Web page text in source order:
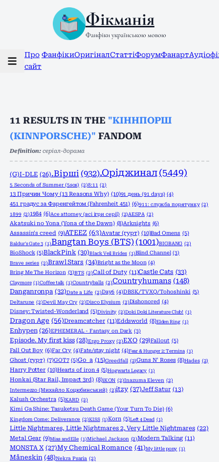
Фікманія
Фанфіки українською мовою
Про
сайт
ФанфікиОригіналСтаттіФорумФанарт
11 RESULTS IN THE "КІННПОРШ
(KINNPORSCHE)" FANDOM
Definition: серіал-дорама
(G)I-DLE (26).Вірші (932).Оріджинал (5449)
5 Seconds of Summer (5sos) (2)8:11 (2)
13 Причин Чому (13 Reasons Why) (10)91 день (91 days) (4)
451 градус за Фаренгейтом (Fahrenheit 451) (6)911: служба порятунку (2)
1899 (2)1984 (6)Ace attorney (всі ігри серії) (2)AESPA (2)
Akatsuki no Yona (Yona of the Dawn) (8)Arknights (6)
Assassin's creed (9)ATEEZ (63)Avatar (гурт) (10)Bad Omens (5)
Baldur's Gate 3 (1)Bangtan Boys (BTS) (1001)BIGBANG (2)
BioShock (5)BlackPink (30)Black Veil Brides (1)Blind Channel (3)
Brave series (2)Brawl Stars (34)Bright as the Moon (4)
Bring Me The Horizon (3)BTS (2)Call of Duty (11)Castle Cats (33)
Claymore (1)Coffee talk (1)Countryballs (2)Countryhumans (148)
Danganronpa (32)Date a Life (2)Day6 (4)DBSK/TVXQ/Tohoshinki (5)
Deltarune (2)Devil May Cry (2)Disco Elysium (2)Dishonored (4)
Disney: Twisted-Wonderland (5)Divinity (2)Doki Doki Literature Club! (1)
Dragon Age (56)Dreamcatcher (11)Eddsworld (8)Elden Ring (1)
Enhypen (26)EPHEMERAL - Fantasy on Dark (3)
Episode. My first kiss (28)Ergo Proxy (2)EXO (29)Fallout (5)
Fall Out Boy (6)Far Cry (4)Fate/stay night (4)Fear & Hunger 2: Termina (1)
Ghost (гурт) (7)GOT7 (5)Go_a (15)Greedfall (2)Guns N' Roses (8)Hades (2)
Harry Potter (10)Hearts of iron 4 (5)Hogwarts Legacy (1)
Honkai (Star Rail, Impact 3rd) (8)iKON (2)Inazuma Eleven (2)
Intermezzo (Михайло Коцюбинський) (2)itzy (37)Jeff Satur (13)
Kalush Orchestra (5)KARD (2)
Kimi Ga Shine: Tasuketsu Death Game (Your Turn To Die) (6)
Kingdom Come: Deliverance (2)KISS (1)Korn (5)Left 4 Dead (1)
Little Nightmares, Little Nightmares 2, Very Little Nightmares (22)
Metal Gear (9)Mias and Elle (1)Michael Jackson (2)Modern Talking (11)
MONSTA X (27)My Chemical Romance (41)My little pony (1)
Måneskin (48)Nekra Psaria (2)